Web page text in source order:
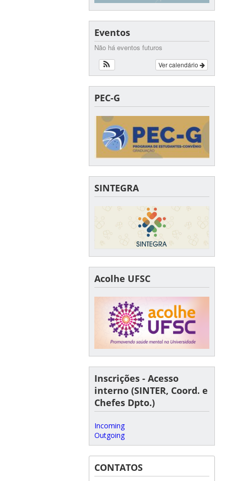
Eventos
Não há eventos futuros
Ver calendário
PEC-G
SINTEGRA
Acolhe UFSC
Inscrições - Acesso
interno (SINTER, Coord. e
Chefes Dpto.)
Incoming
Outgoing
CONTATOS